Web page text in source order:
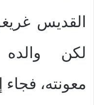
القديس
لكن
معونته، فجاء